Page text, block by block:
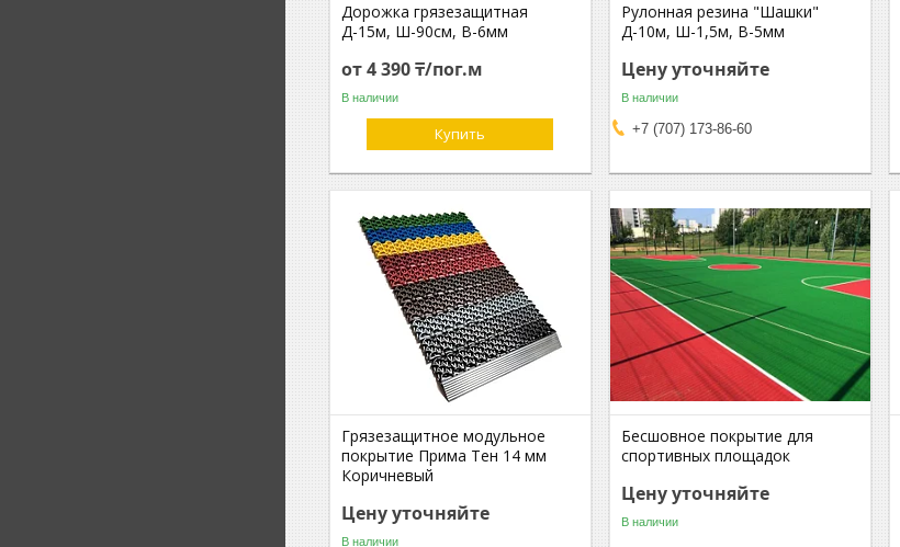
Дорожка грязезащитная
Д-15м, Ш-90см, В-6мм
от 4 390 ₸/пог.м
В наличии
Купить
Рулонная резина "Шашки"
Д-10м, Ш-1,5м, В-5мм
Цену уточняйте
В наличии
+7 (707) 173-86-60
Грязезащитное модульное
покрытие Прима Тен 14 мм
Коричневый
Цену уточняйте
В наличии
Бесшовное покрытие для
спортивных площадок
Цену уточняйте
В наличии